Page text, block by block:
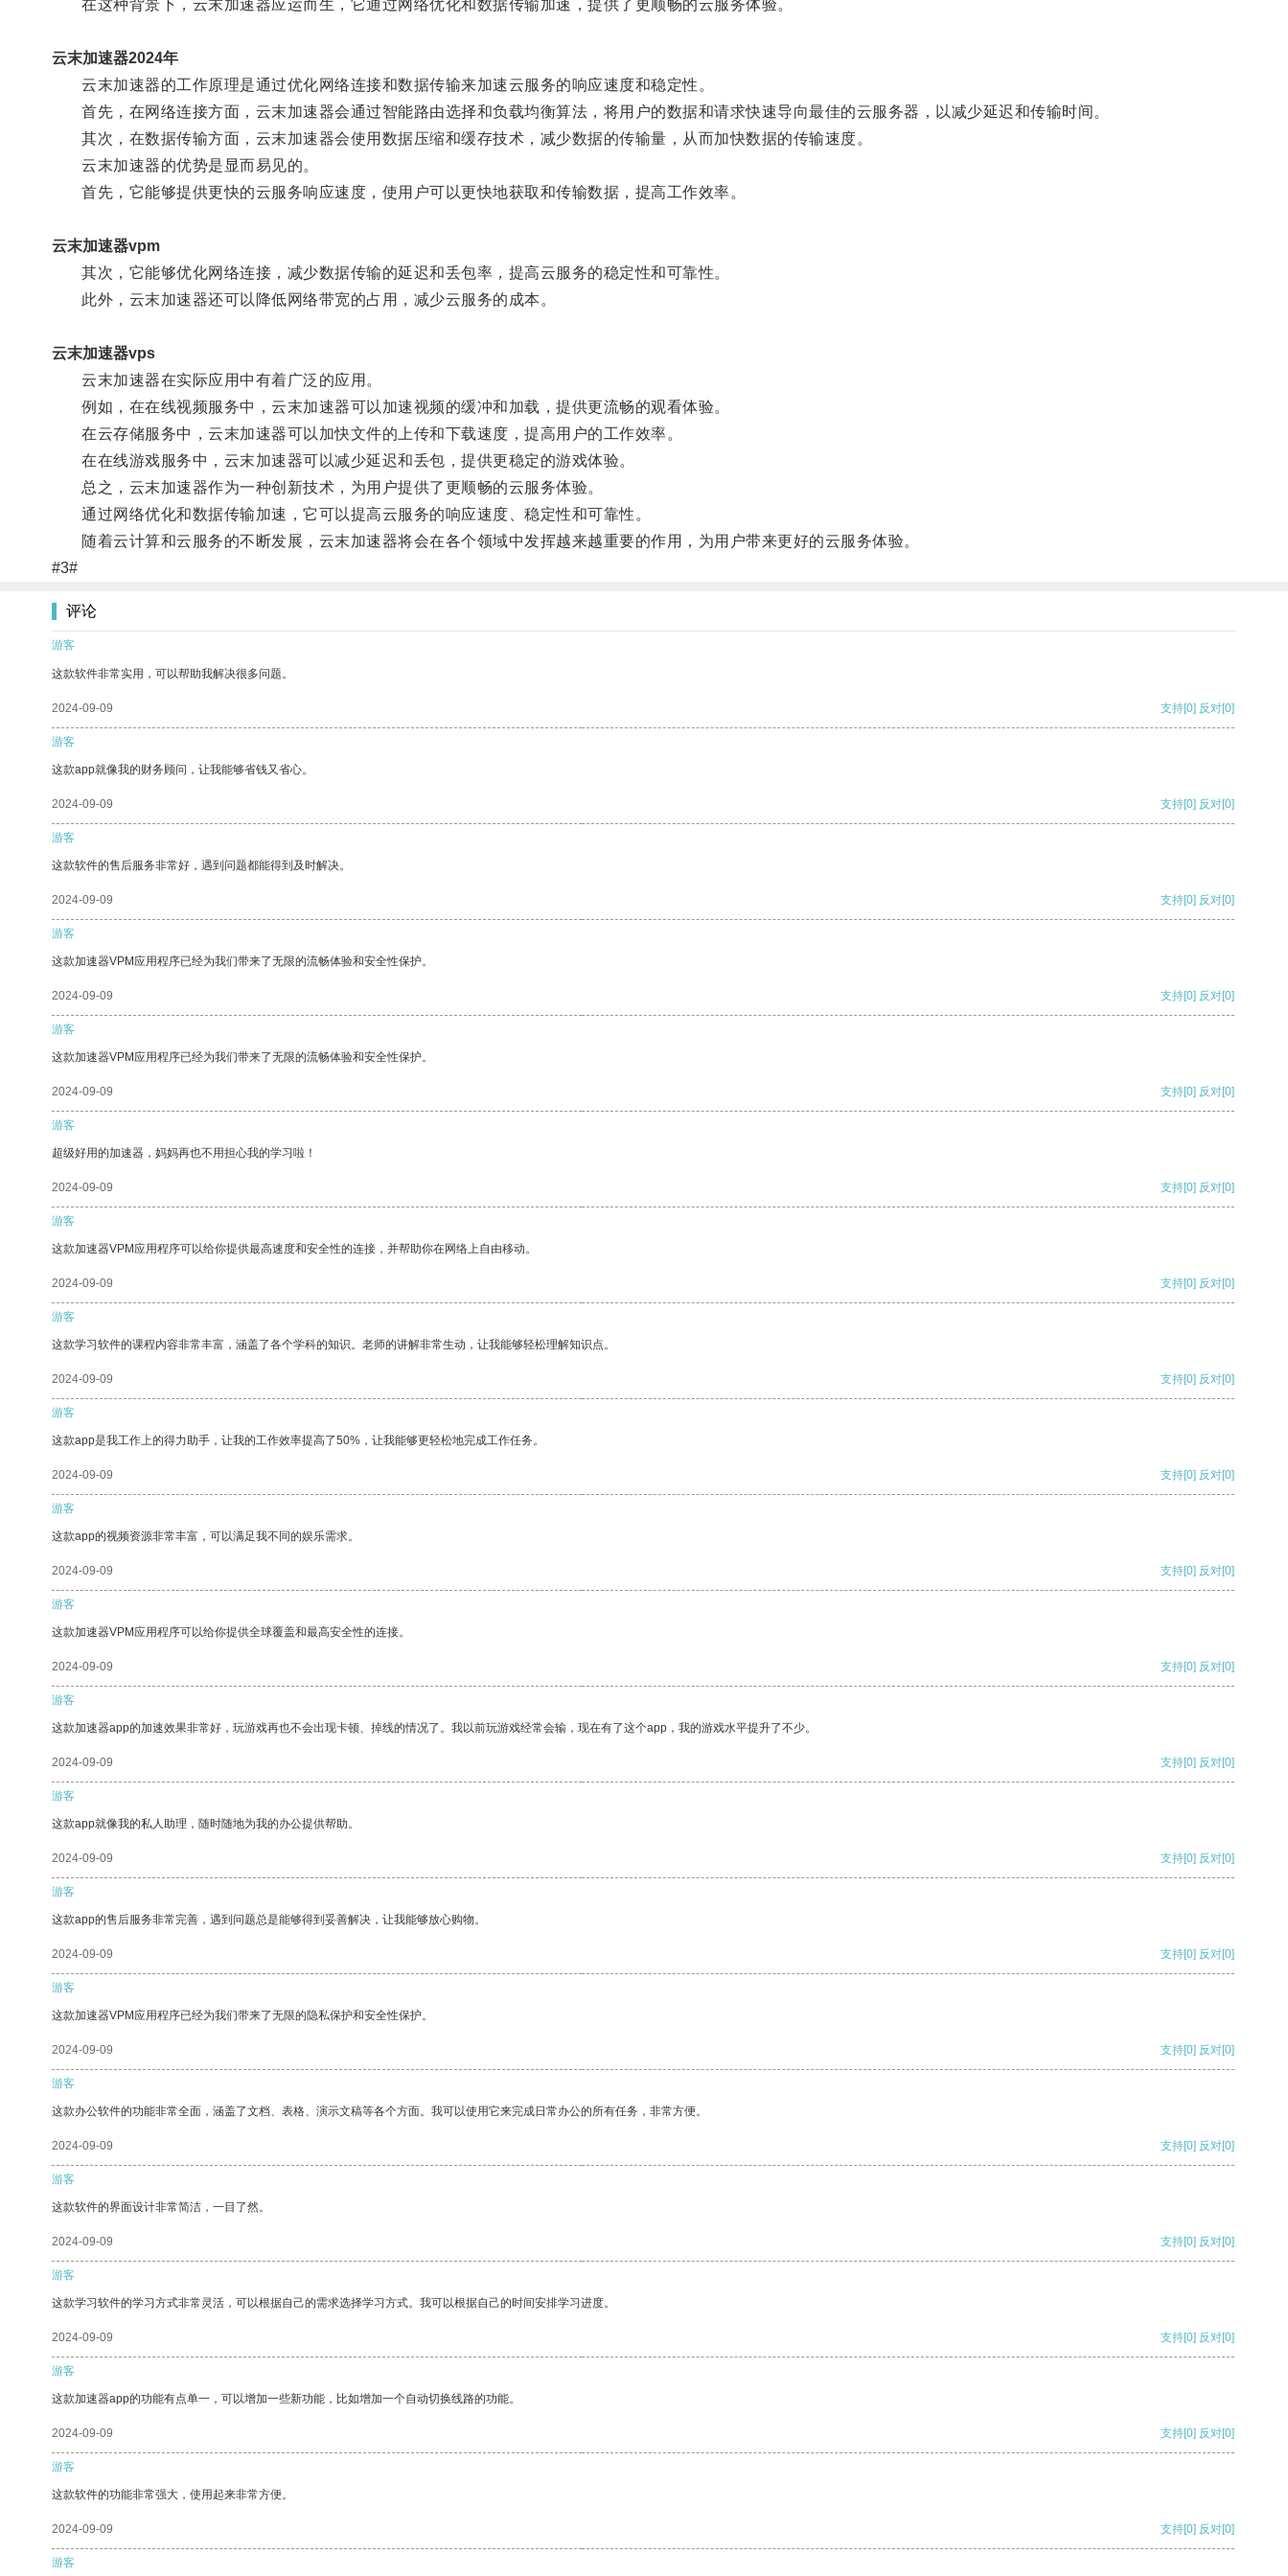
在这种背景下，云末加速器应运而生，它通过网络优化和数据传输加速，提供了更顺畅的云服务体验。
云末加速器2024年
云末加速器的工作原理是通过优化网络连接和数据传输来加速云服务的响应速度和稳定性。
首先，在网络连接方面，云末加速器会通过智能路由选择和负载均衡算法，将用户的数据和请求快速导向最佳的云服务器，以减少延迟和传输时间。
其次，在数据传输方面，云末加速器会使用数据压缩和缓存技术，减少数据的传输量，从而加快数据的传输速度。
云末加速器的优势是显而易见的。
首先，它能够提供更快的云服务响应速度，使用户可以更快地获取和传输数据，提高工作效率。
云末加速器vpm
其次，它能够优化网络连接，减少数据传输的延迟和丢包率，提高云服务的稳定性和可靠性。
此外，云末加速器还可以降低网络带宽的占用，减少云服务的成本。
云末加速器vps
云末加速器在实际应用中有着广泛的应用。
例如，在在线视频服务中，云末加速器可以加速视频的缓冲和加载，提供更流畅的观看体验。
在云存储服务中，云末加速器可以加快文件的上传和下载速度，提高用户的工作效率。
在在线游戏服务中，云末加速器可以减少延迟和丢包，提供更稳定的游戏体验。
总之，云末加速器作为一种创新技术，为用户提供了更顺畅的云服务体验。
通过网络优化和数据传输加速，它可以提高云服务的响应速度、稳定性和可靠性。
随着云计算和云服务的不断发展，云末加速器将会在各个领域中发挥越来越重要的作用，为用户带来更好的云服务体验。
#3#
评论
游客
这款软件非常实用，可以帮助我解决很多问题。
2024-09-09 支持[0] 反对[0]
游客
这款app就像我的财务顾问，让我能够省钱又省心。
2024-09-09 支持[0] 反对[0]
游客
这款软件的售后服务非常好，遇到问题都能得到及时解决。
2024-09-09 支持[0] 反对[0]
游客
这款加速器VPM应用程序已经为我们带来了无限的流畅体验和安全性保护。
2024-09-09 支持[0] 反对[0]
游客
这款加速器VPM应用程序已经为我们带来了无限的流畅体验和安全性保护。
2024-09-09 支持[0] 反对[0]
游客
超级好用的加速器，妈妈再也不用担心我的学习啦！
2024-09-09 支持[0] 反对[0]
游客
这款加速器VPM应用程序可以给你提供最高速度和安全性的连接，并帮助你在网络上自由移动。
2024-09-09 支持[0] 反对[0]
游客
这款学习软件的课程内容非常丰富，涵盖了各个学科的知识。老师的讲解非常生动，让我能够轻松理解知识点。
2024-09-09 支持[0] 反对[0]
游客
这款app是我工作上的得力助手，让我的工作效率提高了50%，让我能够更轻松地完成工作任务。
2024-09-09 支持[0] 反对[0]
游客
这款app的视频资源非常丰富，可以满足我不同的娱乐需求。
2024-09-09 支持[0] 反对[0]
游客
这款加速器VPM应用程序可以给你提供全球覆盖和最高安全性的连接。
2024-09-09 支持[0] 反对[0]
游客
这款加速器app的加速效果非常好，玩游戏再也不会出现卡顿、掉线的情况了。我以前玩游戏经常会输，现在有了这个app，我的游戏水平提升了不少。
2024-09-09 支持[0] 反对[0]
游客
这款app就像我的私人助理，随时随地为我的办公提供帮助。
2024-09-09 支持[0] 反对[0]
游客
这款app的售后服务非常完善，遇到问题总是能够得到妥善解决，让我能够放心购物。
2024-09-09 支持[0] 反对[0]
游客
这款加速器VPM应用程序已经为我们带来了无限的隐私保护和安全性保护。
2024-09-09 支持[0] 反对[0]
游客
这款办公软件的功能非常全面，涵盖了文档、表格、演示文稿等各个方面。我可以使用它来完成日常办公的所有任务，非常方便。
2024-09-09 支持[0] 反对[0]
游客
这款软件的界面设计非常简洁，一目了然。
2024-09-09 支持[0] 反对[0]
游客
这款学习软件的学习方式非常灵活，可以根据自己的需求选择学习方式。我可以根据自己的时间安排学习进度。
2024-09-09 支持[0] 反对[0]
游客
这款加速器app的功能有点单一，可以增加一些新功能，比如增加一个自动切换线路的功能。
2024-09-09 支持[0] 反对[0]
游客
这款软件的功能非常强大，使用起来非常方便。
2024-09-09 支持[0] 反对[0]
游客